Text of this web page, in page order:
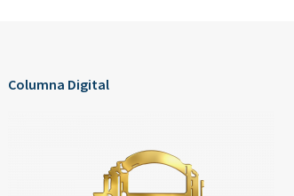
Columna Digital